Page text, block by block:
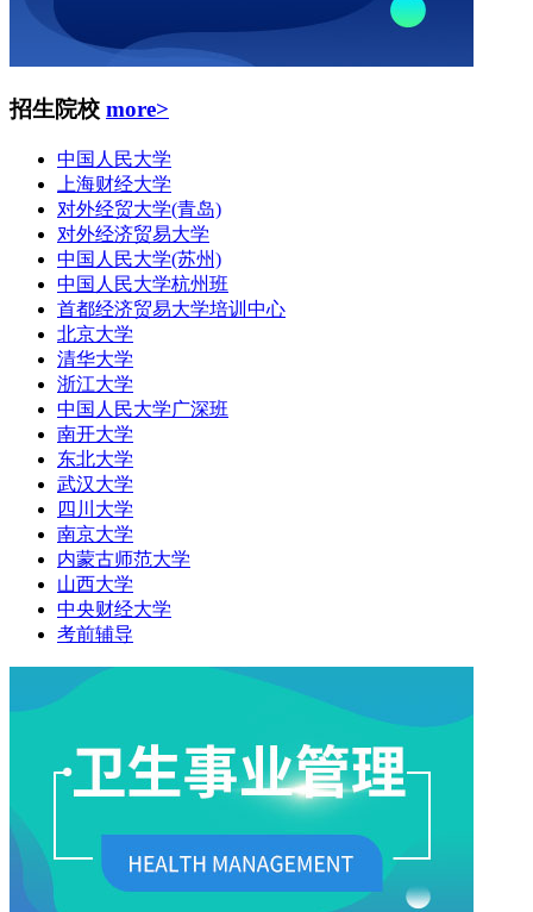
招生院校 more>
中国人民大学
上海财经大学
对外经贸大学(青岛)
对外经济贸易大学
中国人民大学(苏州)
中国人民大学杭州班
首都经济贸易大学培训中心
北京大学
清华大学
浙江大学
中国人民大学广深班
南开大学
东北大学
武汉大学
四川大学
南京大学
内蒙古师范大学
山西大学
中央财经大学
考前辅导